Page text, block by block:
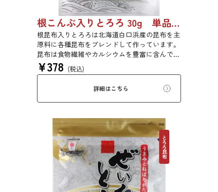
根こんぶ入りとろろ 30g 単品 5袋セット 20袋セット 1877
根昆布入りとろろは北海道白口浜産の昆布を主
原料に各種昆布をブレンドして作っています。
昆布は食物繊維やカルシウムを豊富に含んでい
ます。薄くふんわりと削っており、ご飯やお吸
い物、うどんに入れて美味しく召し上がれま
す。お口の中でとろーり、つるっと広がる根昆
布入りとろろを是非ご賞味ください。
¥378 (税込)
詳細はこちら
とろろ昆布